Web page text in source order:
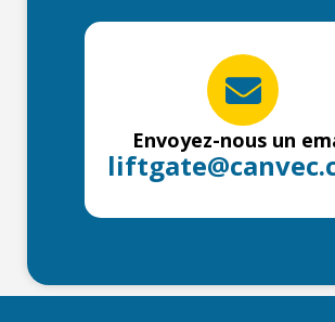
Envoyez-nous un